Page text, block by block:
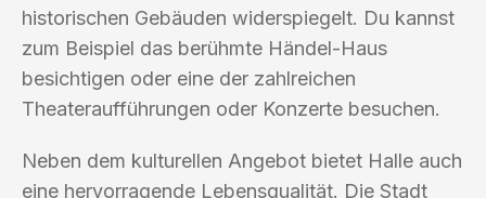
historischen Gebäuden widerspiegelt. Du kannst
zum Beispiel das berühmte Händel-Haus
besichtigen oder eine der zahlreichen
Theateraufführungen oder Konzerte besuchen.
Neben dem kulturellen Angebot bietet Halle auch
eine hervorragende Lebensqualität. Die Stadt